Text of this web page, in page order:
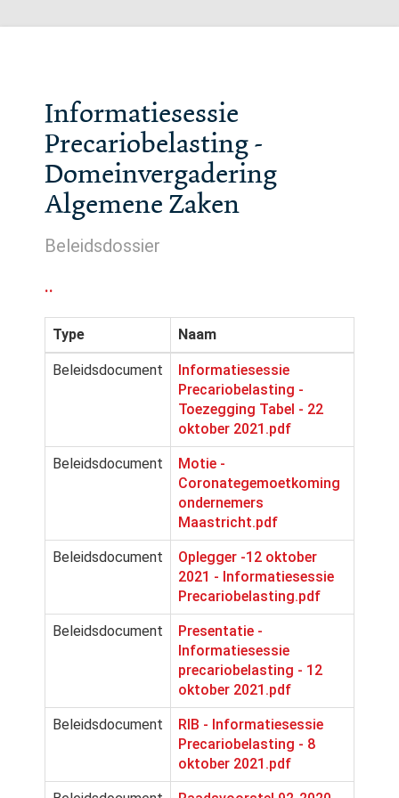
Informatiesessie
Precariobelasting -
Domeinvergadering
Algemene Zaken
Beleidsdossier
..
Type Naam
Beleidsdocument
Informatiesessie
Precariobelasting -
Toezegging Tabel - 22
oktober 2021.pdf
Beleidsdocument
Motie -
Coronategemoetkoming
ondernemers
Maastricht.pdf
Beleidsdocument
Oplegger -12 oktober
2021 - Informatiesessie
Precariobelasting.pdf
Beleidsdocument
Presentatie -
Informatiesessie
precariobelasting - 12
oktober 2021.pdf
Beleidsdocument
RIB - Informatiesessie
Precariobelasting - 8
oktober 2021.pdf